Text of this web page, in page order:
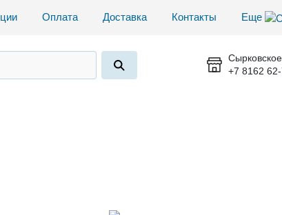
Оплата Доставка Контакты Еще
+7 8162